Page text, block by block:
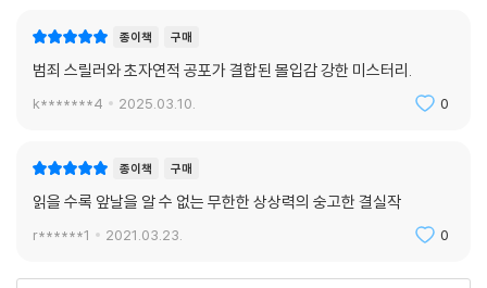
종이책 구매
범죄 스릴러와 초자연적 공포가 결합된 몰입감 강한 미스터리.
k*******4 2025.03.10. 0
종이책 구매
읽을 수록 앞날을 알 수 없는 무한한 상상력의 숭고한 결실작
r******1 2021.03.23. 0